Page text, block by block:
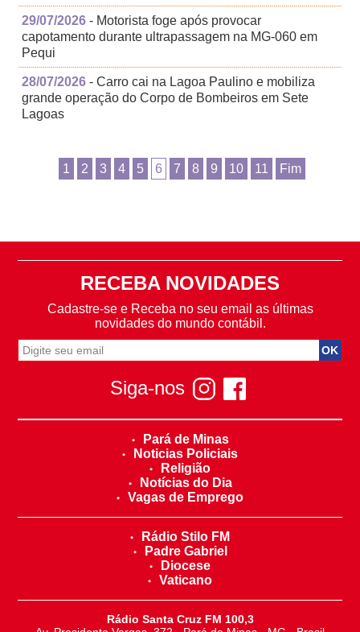
29/07/2026 - Motorista foge após provocar
capotamento durante ultrapassagem na MG-060 em
Pequi
28/07/2026 - Carro cai na Lagoa Paulino e mobiliza
grande operação do Corpo de Bombeiros em Sete
Lagoas
1 2 3 4 5 6 7 8 9 10 11 Fim
RECEBA NOVIDADES
Cadastre-se e Receba no seu email as últimas
novidades do mundo contábil.
Siga-nos
Pará de Minas
Noticias Policiais
Religião
Notícias do Dia
Vagas de Emprego
Rádio Stilo FM
Padre Gabriel
Diocese
Vaticano
Rádio Santa Cruz FM 100,3